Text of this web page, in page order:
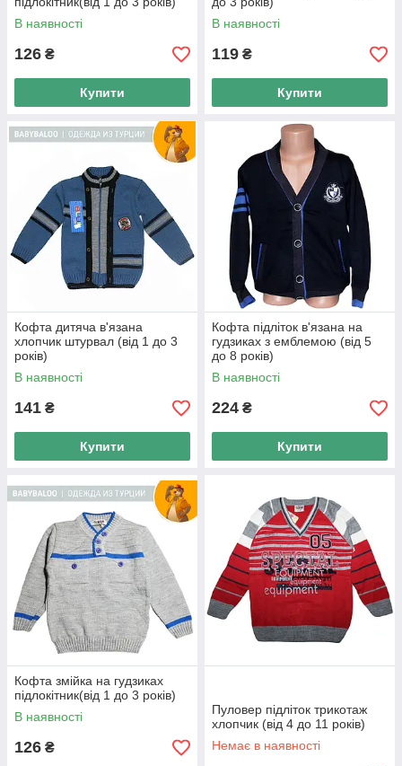
В наявності
126 ₴
Купити
В наявності
119 ₴
Купити
Кофта дитяча в'язана
хлопчик штурвал (від 1 до 3
років)
В наявності
141 ₴
Купити
Кофта підліток в'язана на
гудзиках з емблемою (від 5
до 8 років)
В наявності
224 ₴
Купити
Кофта змійка на гудзиках
підлокітник(від 1 до 3 років)
В наявності
126 ₴
Пуловер підліток трикотаж
хлопчик (від 4 до 11 років)
Немає в наявності